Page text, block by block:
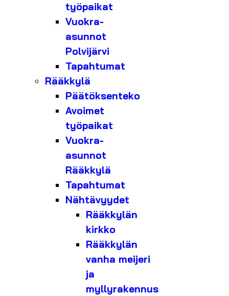
työpaikat
Vuokra-
asunnot
Polvijärvi
Tapahtumat
Rääkkylä
Päätöksenteko
Avoimet
työpaikat
Vuokra-
asunnot
Rääkkylä
Tapahtumat
Nähtävyydet
Rääkkylän
kirkko
Rääkkylän
vanha meijeri
ja
myllyrakennus